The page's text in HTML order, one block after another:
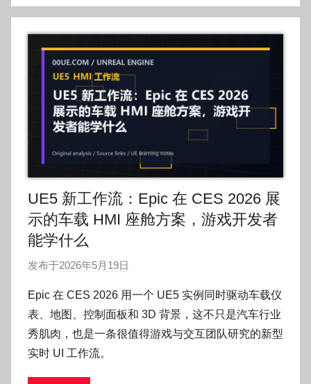
UE5 新工作流：Epic 在 CES 2026 展
示的车载 HMI 座舱方案，游戏开发者
能学什么
发布于2026年5月19日
:
O
k
Epic 在 CES 2026 用一个 UE5 实例同时驱动车载仪
表、地图、控制面板和 3D 背景，这不只是汽车行业
秀肌肉，也是一条很值得游戏与交互团队研究的新型
实时 UI 工作流。